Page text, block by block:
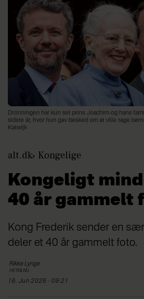
Dronningen har kun set prins Joachim og hans
sidste år, hvor hun gav besked om at ville tage
Katwijk
alt.dk Kongelige
Kongeligt
40 år gammelt
Kong Frederik sender en
deler et 40 år gammelt foto.
Rikke Lynge
HER&NU
16. Jun 2026 - 09:21